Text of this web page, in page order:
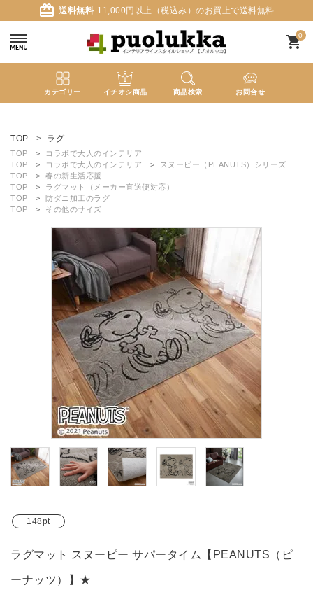
card_giftcard 送料無料 11,000円以上（税込み）のお買上で送料無料
0
shopping_cart
カテゴリー イチオシ商品 商品検索 お問合せ
ようこそ ゲスト 様
meeting_room ログイン
新着商品
カテゴリーから探す
ブランド
ガイドライン
TOP ラグ
TOP
コラボで大人のインテリア
TOP
コラボで大人のインテリア
スヌーピー（PEANUTS）シリーズ
TOP
春の新生活応援
TOP
ラグマット（メーカー直送便対応）
TOP
防ダニ加工のラグ
TOP
その他のサイズ
148pt
ラグマット スヌーピー サパータイム【PEANUTS（ピ
ーナッツ）】★